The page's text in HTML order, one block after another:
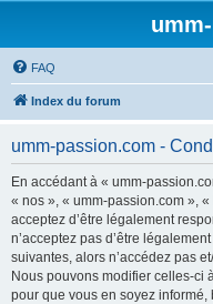
FAQ
Index du forum
umm-passion.com -
En accédant à « umm-
« nos », « umm-passion.com »,
acceptez d’être légalement
n’acceptez pas d’être
suivantes, alors n’accédez pas
Nous pouvons modifier celles-ci
pour que vous en soyez informé,